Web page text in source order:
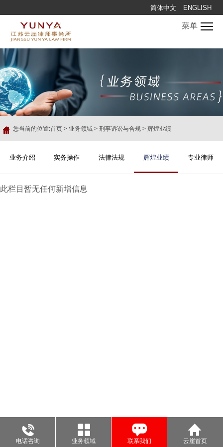
简体中文 ENGLISH
菜单
您当前的位置:首页 > 业务领域 > 刑事诉讼与合规 > 辉煌业绩
业务介绍 实务操作 法律法规 辉煌业绩 专业律师
此栏目暂无任何新增信息
电话咨询 业务领域 联系我们 云崖首页